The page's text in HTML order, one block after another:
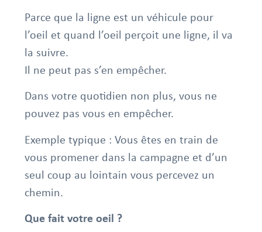
Parce que la ligne est un véhicule pour
l’oeil et quand l’oeil perçoit une ligne, il va
la suivre.
Il ne peut pas s’en empêcher.
Dans votre quotidien non plus, vous ne
pouvez pas vous en empêcher.
Exemple typique : Vous êtes en train de
vous promener dans la campagne et d’un
seul coup au lointain vous percevez un
chemin.
Que fait votre oeil ?